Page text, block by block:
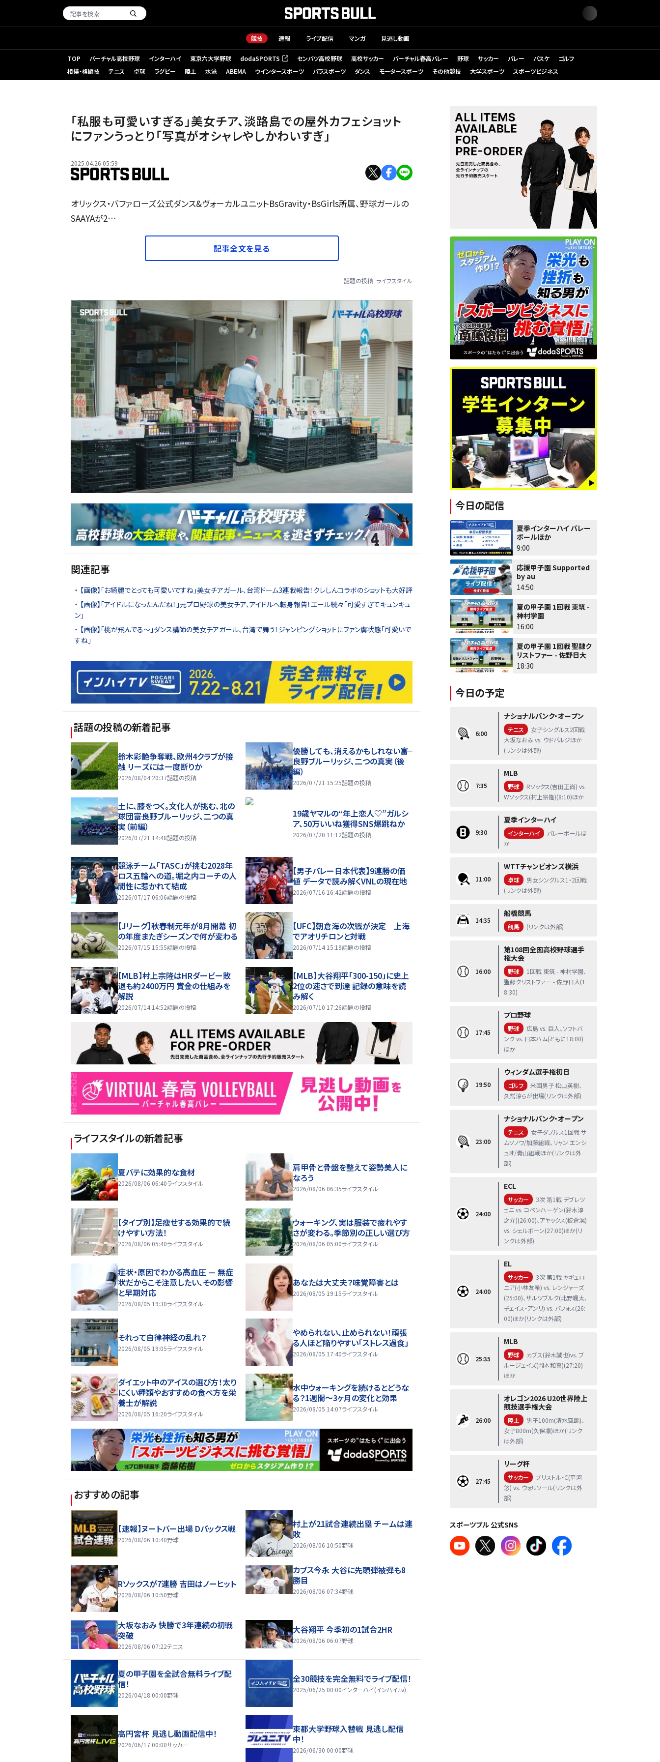
競技 速報 ライブ配信 マンガ 見逃し動画
TOP バーチャル高校野球 インターハイ 東京六大学野球 dodaSPORTS
（新しいタブで開く） センバツ高校野球 高校サッカー バーチャル春高バレー 野球 サッカー バレー バスケ
ゴルフ
相撲・格闘技
テニス 卓球 ラグビー 陸上 水泳 ABEMA ウインタースポーツ パラスポーツ ダンス モータースポーツ その他競技 大学スポーツ スポーツビジネス
「私服も可愛いすぎる」美女チア、淡路島での屋外カフェショット
にファンうっとり「写真がオシャレやしかわいすぎ」
2025.04.26 05:59
オリックス・バファローズ公式ダンス&ヴォーカルユニットBsGravity・BsGirls所属、野球ガールの
SAAYAが2…
記事全文を見る
話題の投稿 ライフスタイル
関連記事
【画像】「お綺麗でとっても可愛いですね」美女チアガール、台湾ドーム3連戦報告！クレしんコラボのショットも大好評
【画像】「アイドルになったんだね！」元プロ野球の美女チア、アイドルへ転身報告！エール続々「可愛すぎてキュンキュ
ン」
【画像】「桃が飛んでる〜」ダンス講師の美女チアガール、台湾で舞う！ジャンピングショットにファン虜状態「可愛いで
すね」
話題の投稿の新着記事
鈴木彩艶争奪戦、欧州4クラブが接
触 リーズには一度断りか
2026/08/04 20:37話題の投稿
優勝しても、消えるかもしれない――富
良野ブルーリッジ、二つの真実（後
編）
2026/07/21 15:25話題の投稿
土に、膝をつく。文化人が挑む、北の
球団――富良野ブルーリッジ、二つの真
実（前編）
2026/07/21 14:48話題の投稿
19歳ヤマルの“年上恋人♡”ガルシ
ア、50万いいね獲得SNS爆跳ねか
2026/07/20 11:12話題の投稿
競泳チーム「TASC」が挑む2028年
ロス五輪への道。堀之内コーチの人
間性に惹かれて結成
2026/07/17 06:06話題の投稿
【男子バレー日本代表】9連勝の価
値 データで読み解くVNLの現在地
2026/07/16 16:42話題の投稿
【Jリーグ】秋春制元年が8月開幕 初
の年度またぎシーズンで何が変わる
2026/07/15 15:55話題の投稿
【UFC】朝倉海の次戦が決定 上海
でアオリチロンと対戦
2026/07/14 15:19話題の投稿
【MLB】村上宗隆はHRダービー敗
退も約2400万円 賞金の仕組みを
解説
2026/07/14 14:52話題の投稿
【MLB】大谷翔平「300-150」に史上
2位の速さで到達 記録の意味を読
み解く
2026/07/10 17:26話題の投稿
ライフスタイルの新着記事
夏バテに効果的な食材
2026/08/06 06:40ライフスタイル
肩甲骨と骨盤を整えて姿勢美人に
なろう
2026/08/06 06:35ライフスタイル
【タイプ別】足痩せする効果的で続
けやすい方法！
2026/08/06 05:40ライフスタイル
ウォーキング、実は服装で疲れやす
さが変わる。季節別の正しい選び方
2026/08/06 05:00ライフスタイル
症状・原因でわかる高血圧 — 無症
状だからこそ注意したい、その影響
と早期対応
2026/08/05 19:30ライフスタイル
あなたは大丈夫？味覚障害とは
2026/08/05 19:15ライフスタイル
それって自律神経の乱れ？
2026/08/05 19:05ライフスタイル
やめられない、止められない！頑張
る人ほど陥りやすい「ストレス過食」
2026/08/05 17:40ライフスタイル
ダイエット中のアイスの選び方！太り
にくい種類やおすすめの食べ方を栄
養士が解説
2026/08/05 16:20ライフスタイル
水中ウォーキングを続けるとどうな
る？1週間～3ヶ月の変化と効果
2026/08/05 14:07ライフスタイル
おすすめの記事
【速報】ヌートバー出場 Dバックス戦
2026/08/06 10:40野球
村上が21試合連続出塁 チームは連
敗
2026/08/06 10:50野球
Rソックスが7連勝 吉田はノーヒット
2026/08/06 10:50野球
カブス今永 大谷に先頭弾被弾も8
勝目
2026/08/06 07:34野球
大坂なおみ 快勝で3年連続の初戦
突破
2026/08/06 07:22テニス
大谷翔平 今季初の1試合2HR
2026/08/06 06:07野球
夏の甲子園を全試合無料ライブ配
信！
2026/04/18 00:00野球
全30競技を完全無料でライブ配信！
2025/06/25 00:00インターハイ(インハイ.tv)
高円宮杯 見逃し動画配信中！
2026/06/17 00:00サッカー
東都大学野球入替戦 見逃し配信
中！
2026/06/30 00:00野球
今日の配信
夏季インターハイ バレー
ボールほか
9:00
応援甲子園 Supported
by au
14:50
夏の甲子園 1回戦 東筑 -
神村学園
16:00
夏の甲子園 1回戦 聖隷ク
リストファー - 佐野日大
18:30
今日の予定
6:00
ナショナルバンク・オープン
テニス
女子シングルス2回戦
大坂なおみ vs. ウドバルジほか
(リンクは外部)
7:35
MLB
野球
Rソックス(吉田正尚) vs.
Wソックス(村上宗隆)(8:10)ほか
9:30
夏季インターハイ
インターハイ
バレーボールほ
か
11:00
WTTチャンピオンズ横浜
卓球
男女シングルス1・2回戦
(リンクは外部)
14:35
船橋競馬
競馬 (リンクは外部)
16:00
第108回全国高校野球選手
権大会
野球
1回戦 東筑 - 神村学園、
聖隷クリストファー - 佐野日大(1
8:30)
17:45
プロ野球
野球
広島 vs. 巨人、ソフトバ
ンク vs. 日本ハム(ともに18:00)
ほか
19:50
ウィンダム選手権初日
ゴルフ
米国男子 松山英樹、
久常涼らが出場(リンクは外部)
23:00
ナショナルバンク・オープン
テニス
女子ダブルス1回戦 サ
ムソノワ/加藤組戦、リャン エンシ
ュオ/青山組戦ほか(リンクは外
部)
24:00
ECL
サッカー
3次 第1戦 デブレツ
ェニ vs. コペンハーゲン(鈴木淳
之介)(26:00)、アヤックス(板倉滉)
vs. シェルボーン(27:00)ほか(リ
ンクは外部)
24:00
EL
サッカー
3次 第1戦 ヤギェロ
ニア(小林友希) vs. レンジャーズ
(25:00)、ザルツブルク(北野颯太、
チェイス・アンリ) vs. パフォス(26:
00)ほか(リンクは外部)
25:35
MLB
野球
カブス(鈴木誠也)vs. ブ
ルージェイズ(岡本和真)(27:20)
ほか
26:00
オレゴン2026 U20世界陸上
競技選手権大会
陸上
男子100m(清水空跳)、
女子800m(久保凛)ほか(リンク
は外部)
27:45
リーグ杯
サッカー
ブリストル・C(平河
悠) vs. ウォルソール(リンクは外
部)
スポーツブル 公式SNS